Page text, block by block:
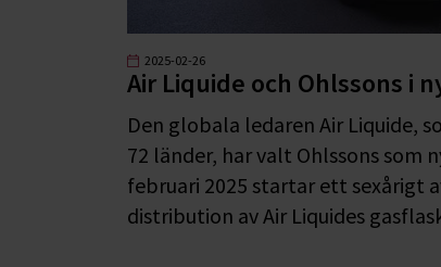
2025-02-26
Air Liquide och Ohlssons i
Den globala ledaren Air Liquide,
72 länder, har valt Ohlssons som
februari 2025 startar ett sexårigt
distribution av Air Liquides